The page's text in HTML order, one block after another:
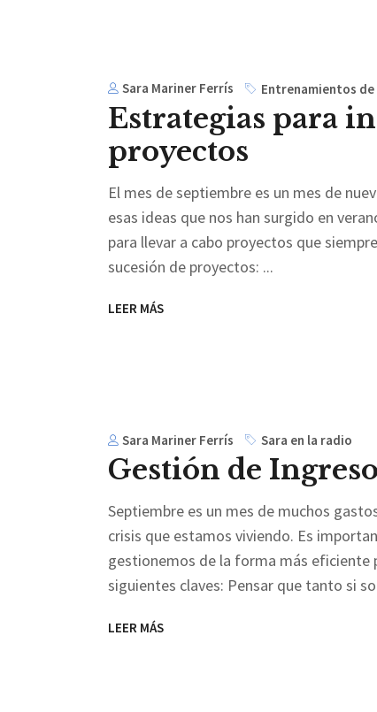
Sara Mariner Ferrís Entrenamientos
Estrategias para
proyectos
El mes de septiembre es un mes de
esas ideas que nos han surgido en
para llevar a cabo proyectos que
sucesión de proyectos:
LEER MÁS
Sara Mariner Ferrís Sara en la radio
Gestión de
Septiembre es un mes de muchos
crisis que estamos viviendo. Es
gestionemos de la forma más eficiente
siguientes claves: Pensar que tanto si
LEER MÁS